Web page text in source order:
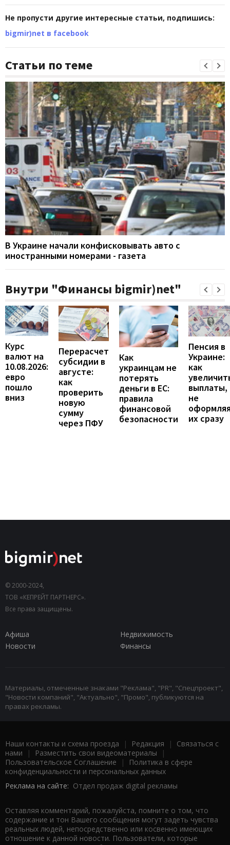
Не пропусти другие интересные статьи, подпишись:
bigmir)net в facebook
Статьи по теме
В Украине начали конфисковывать авто с
иностранными номерами - газета
Внутри "Финансы bigmir)net"
Курс
валют на
10.08.2026:
евро
пошло
вниз
Перерасчет
субсидии в
августе:
как
проверить
новую
сумму
через ПФУ
Как
украинцам не
потерять
деньги в ЕС:
правила
финансовой
безопасности
Пенсия в
Украине:
как
выплаты,
не
их сразу
© 2000-2024,
ТОВ «КЕПРЕЙТ ПАРТНЕРС».
Все права защищены.
Афиша
Недвижимость
Новости
Финансы
Материалы, отмеченные знаками "Реклама", "PR", "Спецпроект",
"Новости компаний", "Актуально", "Промо", публикуются на
правах рекламы.
Наши контакты и схема проезда | Редакция | Связаться с
нами | Разместить свои видеоматериалы |
Пользовательское Соглашение |
Политика в сфере
конфиденциальности и персональных данных
Реклама на сайте: Отдел продаж digital рекламы
Оставляя комментарий, пожалуйста, помните о том, что
содержание и тон Вашего сообщения могут задеть чувства
реальных людей, непосредственно или косвенно имеющих
отношение к данной новости. Пользователи, которые